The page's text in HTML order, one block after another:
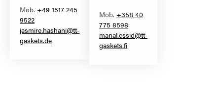
Mob. +49 1517 245
9522
jasmire.hashani@tt-
gaskets.de
Mob. +358 40
775 8598
manal.essid@tt-
gaskets.fi